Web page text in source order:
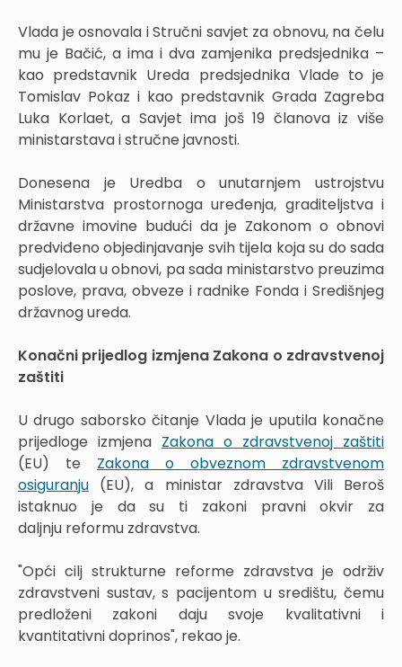
Vlada je osnovala i Stručni savjet za obnovu, na čelu
mu je Bačić, a ima i dva zamjenika predsjednika –
kao predstavnik Ureda predsjednika Vlade to je
Tomislav Pokaz i kao predstavnik Grada Zagreba
Luka Korlaet, a Savjet ima još 19 članova iz više
ministarstava i stručne javnosti.
Donesena je Uredba o unutarnjem ustrojstvu
Ministarstva prostornoga uređenja, graditeljstva i
državne imovine budući da je Zakonom o obnovi
predviđeno objedinjavanje svih tijela koja su do sada
sudjelovala u obnovi, pa sada ministarstvo preuzima
poslove, prava, obveze i radnike Fonda i Središnjeg
državnog ureda.
Konačni prijedlog izmjena Zakona o zdravstvenoj
zaštiti
U drugo saborsko čitanje Vlada je uputila konačne
prijedloge izmjena Zakona o zdravstvenoj zaštiti
(EU) te Zakona o obveznom zdravstvenom
osiguranju (EU), a ministar zdravstva Vili Beroš
istaknuo je da su ti zakoni pravni okvir za
daljnju reformu zdravstva.
"Opći cilj strukturne reforme zdravstva je održiv
zdravstveni sustav, s pacijentom u središtu, čemu
predloženi zakoni daju svoje kvalitativni i
kvantitativni doprinos", rekao je.